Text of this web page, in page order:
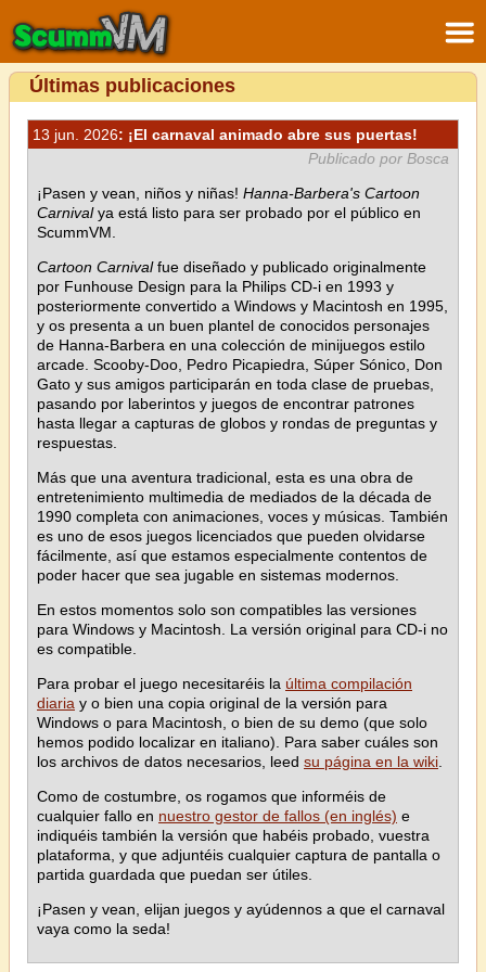
Últimas publicaciones
13 jun. 2026: ¡El carnaval animado abre sus puertas!
Publicado por Bosca
¡Pasen y vean, niños y niñas! Hanna-Barbera's Cartoon
Carnivalya está listo para ser probado por el público en
ScummVM.
Cartoon Carnivalfue diseñado y publicado originalmente
por Funhouse Design para la Philips CD-i en 1993 y
posteriormente convertido a Windows y Macintosh en 1995,
y os presenta a un buen plantel de conocidos personajes
de Hanna-Barbera en una colección de minijuegos estilo
arcade. Scooby-Doo, Pedro Picapiedra, Súper Sónico, Don
Gato y sus amigos participarán en toda clase de pruebas,
pasando por laberintos y juegos de encontrar patrones
hasta llegar a capturas de globos y rondas de preguntas y
respuestas.
Más que una aventura tradicional, esta es una obra de
entretenimiento multimedia de mediados de la década de
1990 completa con animaciones, voces y músicas. También
es uno de esos juegos licenciados que pueden olvidarse
fácilmente, así que estamos especialmente contentos de
poder hacer que sea jugable en sistemas modernos.
En estos momentos solo son compatibles las versiones
para Windows y Macintosh. La versión original para CD-i no
es compatible.
Para probar el juego necesitaréis la última compilación
diaria y o bien una copia original de la versión para
Windows o para Macintosh, o bien de su demo (que solo
hemos podido localizar en italiano). Para saber cuáles son
los archivos de datos necesarios, leed su página en la wiki
Como de costumbre, os rogamos que informéis de
cualquier fallo en nuestro gestor de fallos (en inglés) e
indiquéis también la versión que habéis probado, vuestra
plataforma, y que adjuntéis cualquier captura de pantalla o
partida guardada que puedan ser útiles.
¡Pasen y vean, elijan juegos y ayúdennos a que el carnaval
vaya como la seda!